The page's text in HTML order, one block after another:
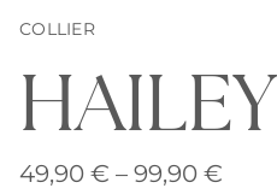
COLLIER
HAILEY
49,90 € – 99,90 €